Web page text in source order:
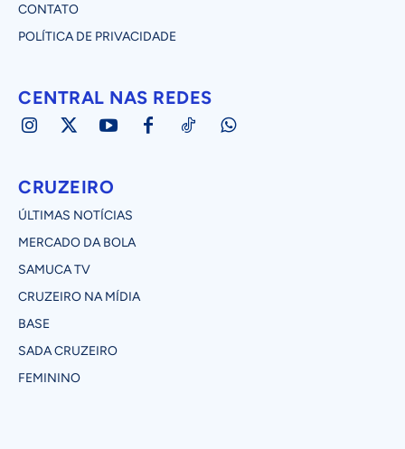
CONTATO
POLÍTICA DE PRIVACIDADE
CENTRAL NAS REDES
CRUZEIRO
ÚLTIMAS NOTÍCIAS
MERCADO DA BOLA
SAMUCA TV
CRUZEIRO NA MÍDIA
BASE
SADA CRUZEIRO
FEMININO